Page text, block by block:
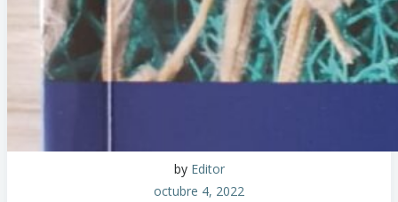
by Editor
octubre 4, 2022